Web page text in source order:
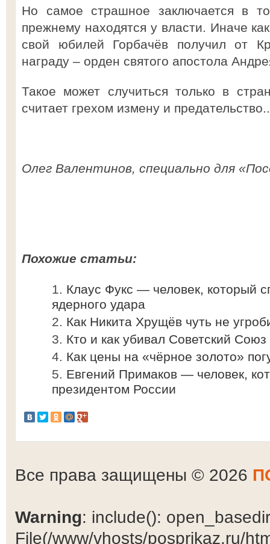
Но самое страшное заключается в
прежнему находятся у власти. Иначе
свой юбилей Горбачёв получил от
награду – орден святого апостола
Такое может случиться только в
считает грехом измену и
Олег Валентинов, специально для
Похожие статьи:
Клаус Фукс — человек, который
ядерного удара
Как Никита Хрущёв чуть не
Кто и как убивал Советский Союз
Как цены на «чёрное золото»
Евгений Примаков — человек,
президентом России
Все права защищены © 2026
Warning: include():
File(/www/vhosts/posprikaz.ru/